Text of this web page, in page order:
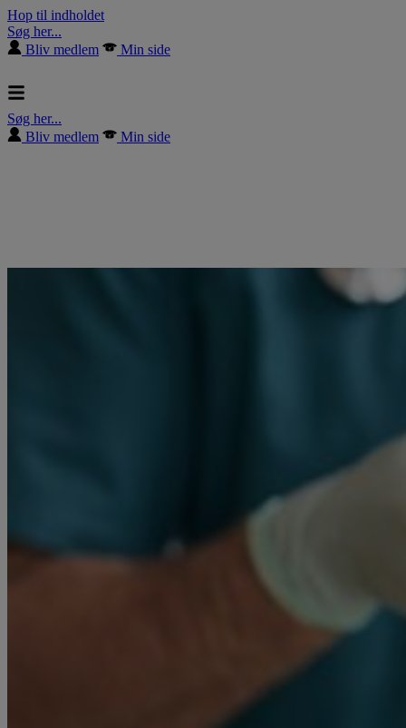
Hop til indholdet
Søg her...
Bliv medlem
Min side
Søg her...
Bliv medlem
Min side